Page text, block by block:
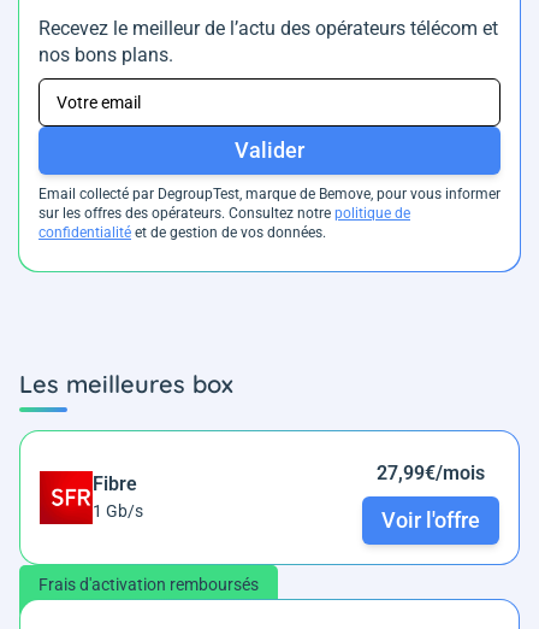
Recevez le meilleur de l’actu des opérateurs télécom et
nos bons plans.
Valider
Email collecté par DegroupTest, marque de Bemove, pour vous informer
sur les offres des opérateurs. Consultez notre politique de
confidentialité et de gestion de vos données.
Les meilleures box
Fibre
1 Gb/s
27,99€/mois
Voir l'offre
Frais d'activation remboursés